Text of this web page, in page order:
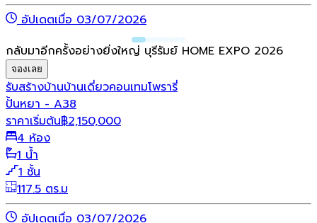
อัปเดตเมื่อ 03/07/2026
กลับมาอีกครั้งอย่างยิ่งใหญ่ บุรีรัมย์ HOME EXPO 2026
จองเลย
รับสร้างบ้านบ้านเดี่ยวคอนเทมโพรารี่
ปั้นหยา - A38
ราคาเริ่มต้น฿2,150,000
4 ห้อง
1 น้ำ
1 ชั้น
117.5 ตร.ม
อัปเดตเมื่อ 03/07/2026